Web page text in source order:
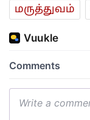
மரு‌த்துவ‌ம்